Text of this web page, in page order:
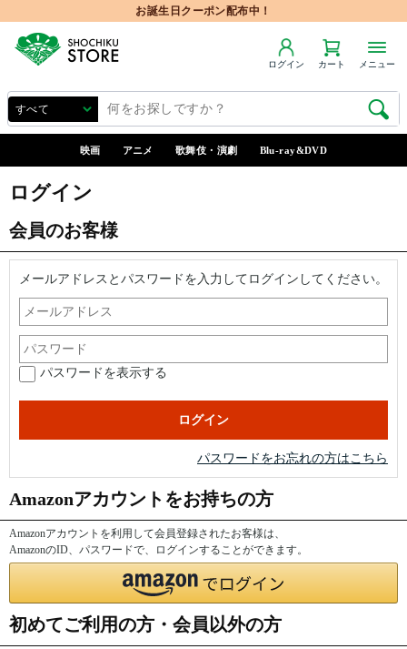
お誕生日クーポン配布中！
ログイン カート メニュー
映画 アニメ 歌舞伎・演劇 Blu-ray&DVD
ログイン
会員のお客様
メールアドレスとパスワードを入力してログインしてください。
パスワードを表示する
パスワードをお忘れの方はこちら
Amazonアカウントをお持ちの方
Amazonアカウントを利用して会員登録されたお客様は、
AmazonのID、パスワードで、ログインすることができます。
初めてご利用の方・会員以外の方